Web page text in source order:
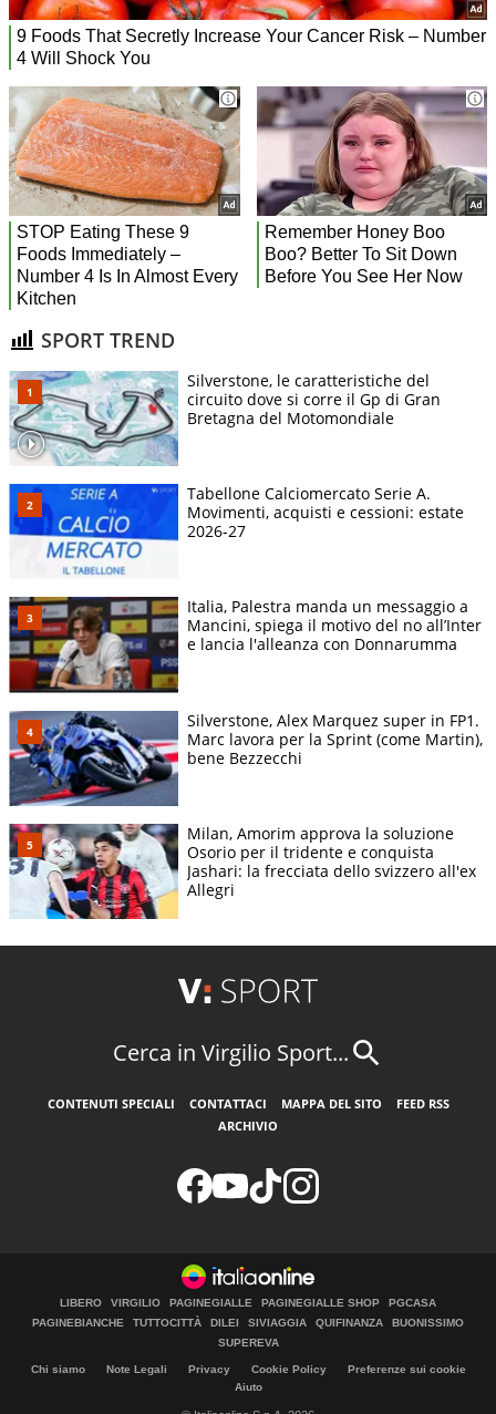
SPORT TREND
Silverstone, le caratteristiche del
circuito dove si corre il Gp di Gran
Bretagna del Motomondiale
Tabellone Calciomercato Serie A.
Movimenti, acquisti e cessioni: estate
2026-27
Italia, Palestra manda un messaggio a
Mancini, spiega il motivo del no all’Inter
e lancia l'alleanza con Donnarumma
Silverstone, Alex Marquez super in FP1.
Marc lavora per la Sprint (come Martin),
bene Bezzecchi
Milan, Amorim approva la soluzione
Osorio per il tridente e conquista
Jashari: la frecciata dello svizzero all'ex
Allegri
Cerca in Virgilio Sport...
CONTENUTI SPECIALI CONTATTACI MAPPA DEL SITO
FEED RSS
ARCHIVIO
LIBERO VIRGILIO PAGINEGIALLE PAGINEGIALLE SHOP
PGCASA
PAGINEBIANCHE
TUTTOCITTÀ DILEI SIVIAGGIA QUIFINANZA
BUONISSIMO
SUPEREVA
Chi siamo Note Legali Privacy Cookie Policy
Preferenze sui cookie
Aiuto